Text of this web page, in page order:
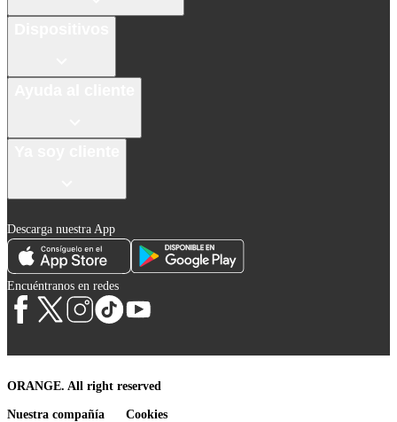
Descarga nuestra App
Encuéntranos en redes
ORANGE. All right reserved
Nuestra compañía
Cookies